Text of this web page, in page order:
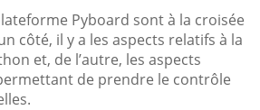
Pyboard sont à la croisée
côté, il y a les aspects relatifs à la
et, de l’autre, les aspects
de prendre le contrôle